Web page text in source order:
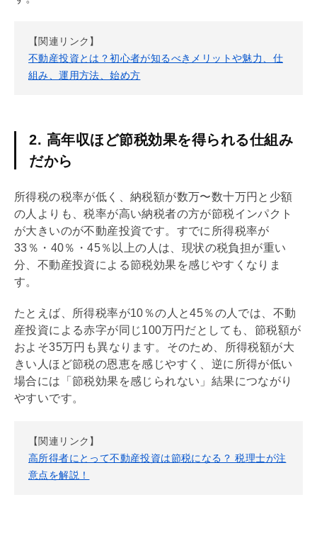
【関連リンク】
不動産投資とは？初心者が知るべきメリットや魅力、仕
組み、運用方法、始め方
2. 高年収ほど節税効果を得られる仕組み
だから
所得税の税率が低く、納税額が数万〜数十万円と少額
の人よりも、税率が高い納税者の方が節税インパクト
が大きいのが不動産投資です。すでに所得税率が
33％・40％・45％以上の人は、現状の税負担が重い
分、不動産投資による節税効果を感じやすくなりま
す。
たとえば、所得税率が10％の人と45％の人では、不動
産投資による赤字が同じ100万円だとしても、節税額が
およそ35万円も異なります。そのため、所得税額が大
きい人ほど節税の恩恵を感じやすく、逆に所得が低い
場合には「節税効果を感じられない」結果につながり
やすいです。
【関連リンク】
高所得者にとって不動産投資は節税になる？ 税理士が注
意点を解説！